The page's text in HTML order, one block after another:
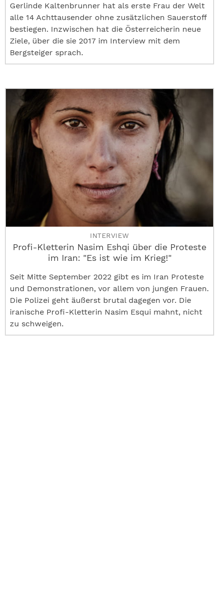
Gerlinde Kaltenbrunner hat als erste Frau der Welt
alle 14 Achttausender ohne zusätzlichen Sauerstoff
bestiegen. Inzwischen hat die Österreicherin neue
Ziele, über die sie 2017 im Interview mit dem
Bergsteiger sprach.
INTERVIEW
Profi-Kletterin Nasim Eshqi über die Proteste
im Iran: "Es ist wie im Krieg!"
Seit Mitte September 2022 gibt es im Iran Proteste
und Demonstrationen, vor allem von jungen Frauen.
Die Polizei geht äußerst brutal dagegen vor. Die
iranische Profi-Kletterin Nasim Esqui mahnt, nicht
zu schweigen.